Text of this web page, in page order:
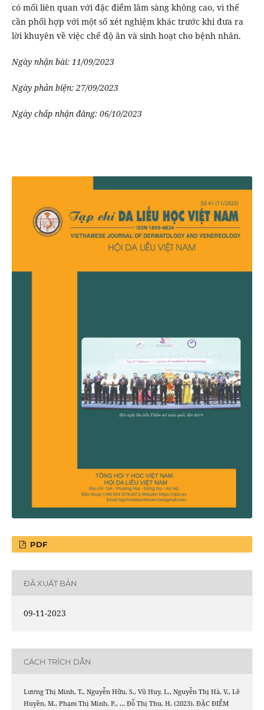
có mối liên quan với đặc điểm lâm sàng không cao, vì thế
cần phối hợp với một số xét nghiệm khác trước khi đưa ra
lời khuyên về việc chế độ ăn và sinh hoạt cho bệnh nhân.
Ngày nhận bài: 11/09/2023
Ngày phản biện: 27/09/2023
Ngày chấp nhận đăng: 06/10/2023
PDF
ĐÃ XUẤT BẢN
09-11-2023
CÁCH TRÍCH DẪN
Lương Thị Minh, T., Nguyễn Hữu, S., Vũ Huy, L., Nguyễn Thị Hà, V., Lê
Huyền, M., Phạm Thị Minh, P., … Đỗ Thị Thu, H. (2023). ĐẶC ĐIỂM